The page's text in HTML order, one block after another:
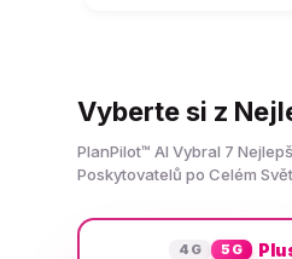
Vyberte si z
PlanPilot™ AI Vybral 7
Poskytovatelů po Celém
4G 5G